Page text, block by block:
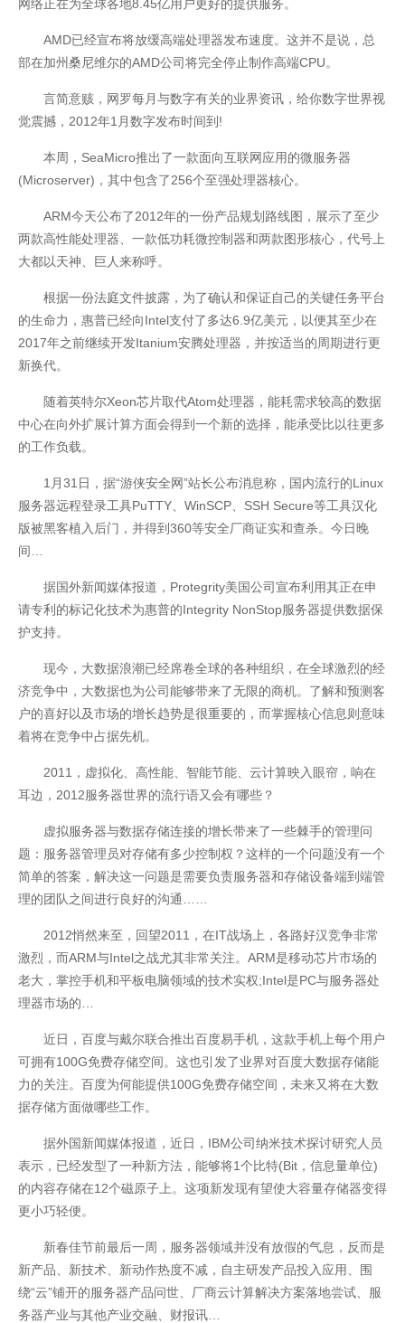
开云全站体验棒
联系我们
网络正在为全球各地8.45亿用户更好的提供服务。
AMD已经宣布将放缓高端处理器发布速度。这并不是说，总
部在加州桑尼维尔的AMD公司将完全停止制作高端CPU。
言简意赅，网罗每月与数字有关的业界资讯，给你数字世界视
觉震撼，2012年1月数字发布时间到!
本周，SeaMicro推出了一款面向互联网应用的微服务器
(Microserver)，其中包含了256个至强处理器核心。
ARM今天公布了2012年的一份产品规划路线图，展示了至少
两款高性能处理器、一款低功耗微控制器和两款图形核心，代号上
大都以天神、巨人来称呼。
根据一份法庭文件披露，为了确认和保证自己的关键任务平台
的生命力，惠普已经向Intel支付了多达6.9亿美元，以便其至少在
2017年之前继续开发Itanium安腾处理器，并按适当的周期进行更
新换代。
随着英特尔Xeon芯片取代Atom处理器，能耗需求较高的数据
中心在向外扩展计算方面会得到一个新的选择，能承受比以往更多
的工作负载。
1月31日，据“游侠安全网”站长公布消息称，国内流行的Linux
服务器远程登录工具PuTTY、WinSCP、SSH Secure等工具汉化
版被黑客植入后门，并得到360等安全厂商证实和查杀。今日晚
间…
据国外新闻媒体报道，Protegrity美国公司宣布利用其正在申
请专利的标记化技术为惠普的Integrity NonStop服务器提供数据保
护支持。
现今，大数据浪潮已经席卷全球的各种组织，在全球激烈的经
济竞争中，大数据也为公司能够带来了无限的商机。了解和预测客
户的喜好以及市场的增长趋势是很重要的，而掌握核心信息则意味
着将在竞争中占据先机。
2011，虚拟化、高性能、智能节能、云计算映入眼帘，响在
耳边，2012服务器世界的流行语又会有哪些？
虚拟服务器与数据存储连接的增长带来了一些棘手的管理问
题：服务器管理员对存储有多少控制权？这样的一个问题没有一个
简单的答案，解决这一问题是需要负责服务器和存储设备端到端管
理的团队之间进行良好的沟通……
2012悄然来至，回望2011，在IT战场上，各路好汉竞争非常
激烈，而ARM与Intel之战尤其非常关注。ARM是移动芯片市场的
老大，掌控手机和平板电脑领域的技术实权;Intel是PC与服务器处
理器市场的…
近日，百度与戴尔联合推出百度易手机，这款手机上每个用户
可拥有100G免费存储空间。这也引发了业界对百度大数据存储能
力的关注。百度为何能提供100G免费存储空间，未来又将在大数
据存储方面做哪些工作。
据外国新闻媒体报道，近日，IBM公司纳米技术探讨研究人员
表示，已经发型了一种新方法，能够将1个比特(Bit，信息量单位)
的内容存储在12个磁原子上。这项新发现有望使大容量存储器变得
更小巧轻便。
新春佳节前最后一周，服务器领域并没有放假的气息，反而是
新产品、新技术、新动作热度不减，自主研发产品投入应用、围
绕“云”铺开的服务器产品问世、厂商云计算解决方案落地尝试、服
务器产业与其他产业交融、财报讯…